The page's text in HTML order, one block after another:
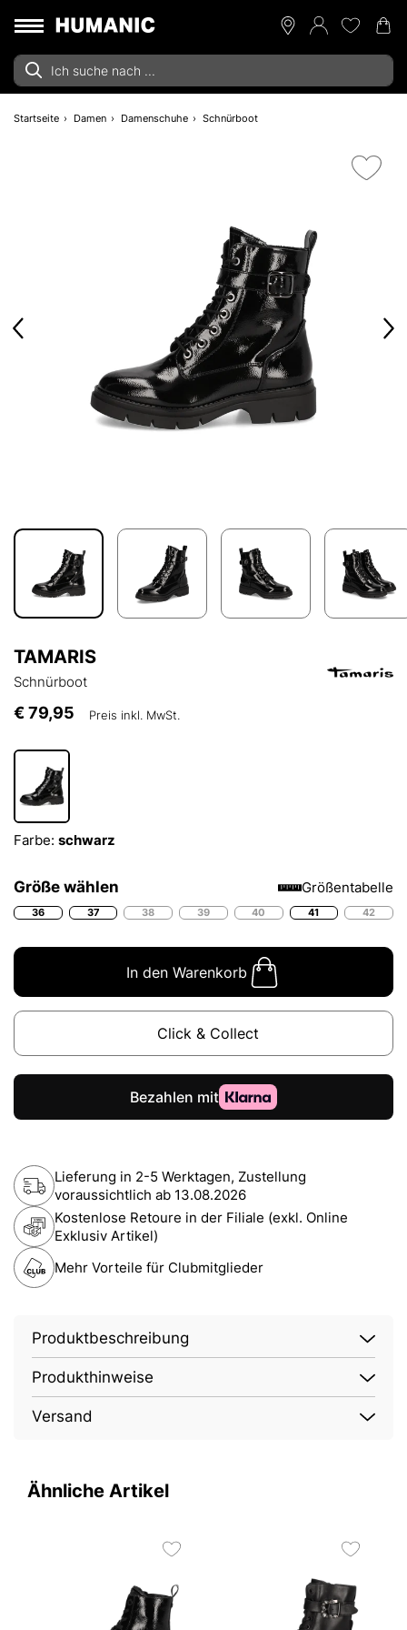
Startseite Damen Damenschuhe Schnürboot
TAMARIS
Schnürboot
€ 79,95 Preis inkl. MwSt.
Farbe: schwarz
Größe wählen Größentabelle
36 37 38 39 40 41 42
In den Warenkorb
Click & Collect
Lieferung in 2-5 Werktagen, Zustellung
voraussichtlich ab 13.08.2026
Kostenlose Retoure in der Filiale (exkl. Online
Exklusiv Artikel)
Mehr Vorteile für Clubmitglieder
Produktbeschreibung
Produkthinweise
Versand
Ähnliche Artikel